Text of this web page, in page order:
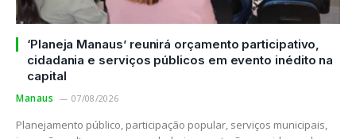
‘Planeja Manaus’ reunirá orçamento participativo,
cidadania e serviços públicos em evento inédito na
capital
Manaus 07/08/2026
Planejamento público, participação popular, serviços municipais,